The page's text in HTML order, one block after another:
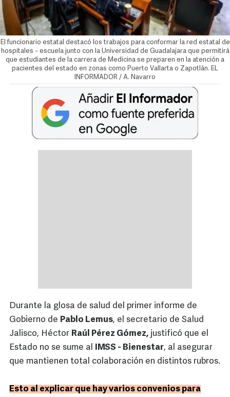
El funcionario estatal destacó los trabajos para conformar la red estatal de
hospitales - escuela junto con la Universidad de Guadalajara que permitirá
que estudiantes de la carrera de Medicina se preparen en la atención a
pacientes del estado en zonas como Puerto Vallarta o Zapotlán. EL
INFORMADOR / A. Navarro
Durante la glosa de salud del primer informe de
Gobierno de Pablo Lemus, el secretario de Salud
Jalisco, Héctor Raúl Pérez Gómez, justificó que el
Estado no se sume al IMSS - Bienestar, al asegurar
que mantienen total colaboración en distintos rubros.
Esto al explicar que hay varios convenios para